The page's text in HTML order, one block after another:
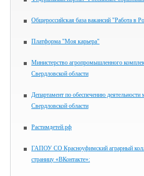
Общероссийская база вакансий "Работа в
Платформа "Моя карьера"
Министерство агропромышленного
Свердловской области
Департамент по обеспечению деятельности
Свердловской области
Растимдетей.рф
ГАПОУ СО Красноуфимский аграрный
страницу «ВКонтакте»: